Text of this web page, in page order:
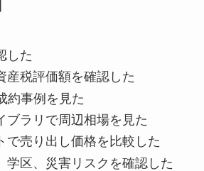
した
産税評価額を確認した
約事例を見た
ブラリで周辺相場を見た
で売り出し価格を比較した
学区、災害リスクを確認した